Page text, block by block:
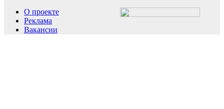
О проекте
Реклама
Вакансии